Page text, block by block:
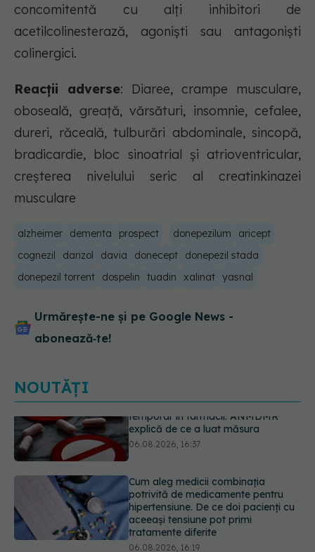
concomitentă cu alţi inhibitori de
acetilcolinesterază, agonişti sau antagonişti
colinergici.
Reacții adverse: Diaree, crampe musculare,
oboseală, greaţă, vărsături, insomnie, cefalee,
dureri, răceală, tulburări abdominale, sincopă,
bradicardie, bloc sinoatrial şi atrioventricular,
creşterea nivelului seric al creatinkinazei
musculare
alzheimer dementa prospect donepezilum
aricept
cognezil
darizol davia donecept
donepezil stada
donepezil torrent
dospelin tuadin xalinat yasnal
Urmărește-ne și pe Google News -
abonează‑te!
NOUTĂȚI
Cum aleg medicii combinația
potrivită de medicamente pentru
aceeași tensiune pot primi
tratamente diferite
06.08.2026, 16:19
Ilie Bolojan, anunț despre spitale în
contextul crizei energetice